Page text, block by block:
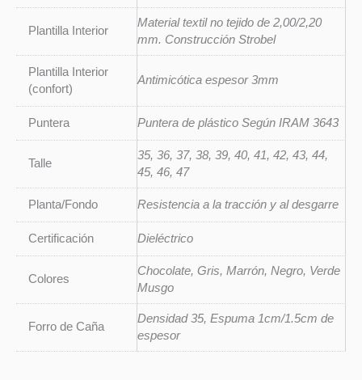
Plantilla Interior
Material textil no tejido de 2,00/2,20
mm. Construcción Strobel
Plantilla Interior
(confort)
Antimicótica espesor 3mm
Puntera Puntera de plástico Según IRAM 3643
Talle
35, 36, 37, 38, 39, 40, 41, 42, 43, 44,
45, 46, 47
Planta/Fondo Resistencia a la tracción y al desgarre
Certificación Dieléctrico
Colores
Chocolate, Gris, Marrón, Negro, Verde
Musgo
Forro de Caña
Densidad 35, Espuma 1cm/1.5cm de
espesor